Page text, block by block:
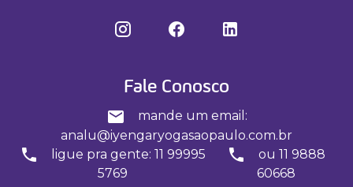
Fale Conosco
mande um email:
analu@iyengaryogasaopaulo.com.br
ligue pra gente: 11 99995
5769
ou 11 9888
60668